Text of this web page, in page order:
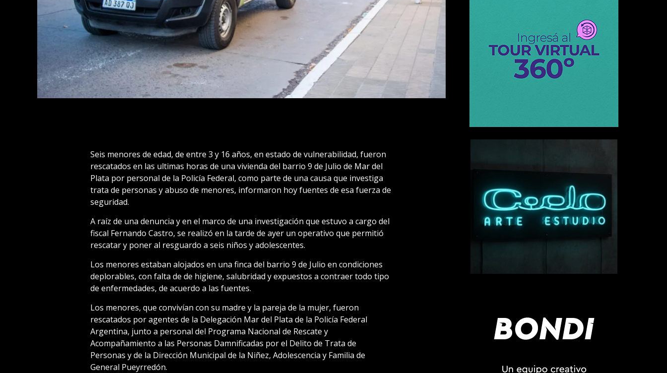
Seis menores de edad, de entre 3 y 16 años, en estado de vulnerabilidad, fueron
rescatados en las ultimas horas de una vivienda del barrio 9 de Julio de Mar del
Plata por personal de la Policía Federal, como parte de una causa que investiga
trata de personas y abuso de menores, informaron hoy fuentes de esa fuerza de
seguridad.
A raíz de una denuncia y en el marco de una investigación que estuvo a cargo del
fiscal Fernando Castro, se realizó en la tarde de ayer un operativo que permitió
rescatar y poner al resguardo a seis niños y adolescentes.
Los menores estaban alojados en una finca del barrio 9 de Julio en condiciones
deplorables, con falta de de higiene, salubridad y expuestos a contraer todo tipo
de enfermedades, de acuerdo a las fuentes.
Los menores, que convivían con su madre y la pareja de la mujer, fueron
rescatados por agentes de la Delegación Mar del Plata de la Policía Federal
Argentina, junto a personal del Programa Nacional de Rescate y
Acompañamiento a las Personas Damnificadas por el Delito de Trata de
Personas y de la Dirección Municipal de la Niñez, Adolescencia y Familia de
General Pueyrredón.